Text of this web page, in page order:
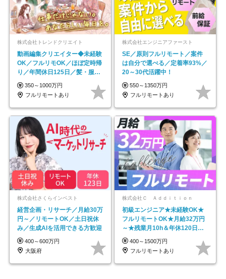
株式会社トレンドクリエイト
動画編集クリエイター◆未経験
OK／フルリモOK／ほぼ定時帰
り／年間休日125日／髪・服・
ネイル自由／副業OK
350～1000万円
フルリモートあり
株式会社エンジニアファースト
SE／原則フルリモート／案件
は自分で選べる／定着率93%／
20～30代活躍中！
550～1350万円
フルリモートあり
株式会社さくらインベスト
経営企画・リサーチ／月給30万
円～／リモートOK／土日祝休
み／生成AIを活用できる方歓迎
400～600万円
大阪府
株式会社Ｃ Ａｄｄｉｔｉｏｎ
初級エンジニア★未経験OK★
フルリモートOK★月給32万円
～★残業月10h＆年休120日以
上★副業可
400～1500万円
フルリモートあり